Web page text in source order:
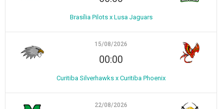
Brasília Pilots x Lusa Jaguars
15/08/2026
00:00
Curitiba Silverhawks x Curitiba Phoenix
22/08/2026